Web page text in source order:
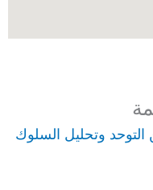
وتحليل السلوك